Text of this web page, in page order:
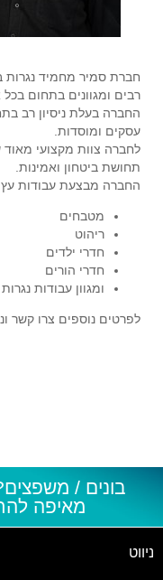
חברת סמיר מחמיד נגרות
רבים ומגוונים בתחום בכל
החברה בעלת ניסיון רב
עסקים ומוסדות.
לחברה צוות מקצועי
תחושת ביטחון ואמינות.
החברה מבצעת עבודות עץ
מטבחים
ריהוט
חדרי ילדים
חדרי הורים
ומגוון עבודות נגרות
לפרטים נוספים צרו קשר
בונים /
מאיפה
ניווט